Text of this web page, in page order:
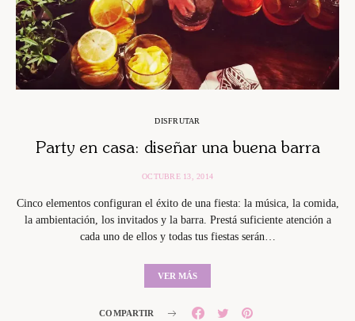
DISFRUTAR
Party en casa: diseñar una buena barra
OCTUBRE 13, 2014
Cinco elementos configuran el éxito de una fiesta: la música, la comida,
la ambientación, los invitados y la barra. Prestá suficiente atención a
cada uno de ellos y todas tus fiestas serán…
VER MÁS
COMPARTIR